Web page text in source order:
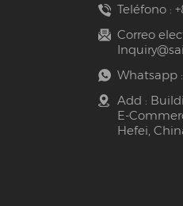
Teléfono :
Correo
Whatsapp :
Add :
E-
Hefei,